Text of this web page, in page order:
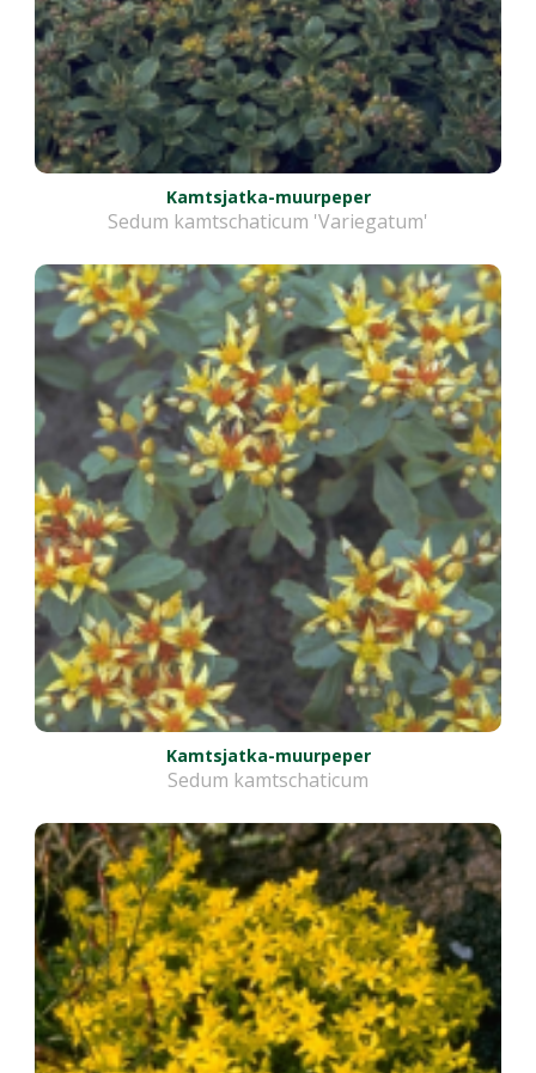
Kamtsjatka-muurpeper
Sedum kamtschaticum 'Variegatum'
Kamtsjatka-muurpeper
Sedum kamtschaticum